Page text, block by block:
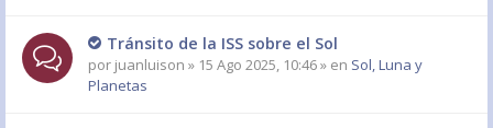
Tránsito de la ISS sobre el Sol
por juanluison » 15 Ago 2025, 10:46 » en Sol, Luna y
Planetas